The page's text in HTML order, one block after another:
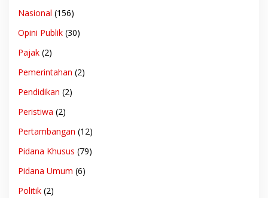
Nasional (156)
Opini Publik (30)
Pajak (2)
Pemerintahan (2)
Pendidikan (2)
Peristiwa (2)
Pertambangan (12)
Pidana Khusus (79)
Pidana Umum (6)
Politik (2)